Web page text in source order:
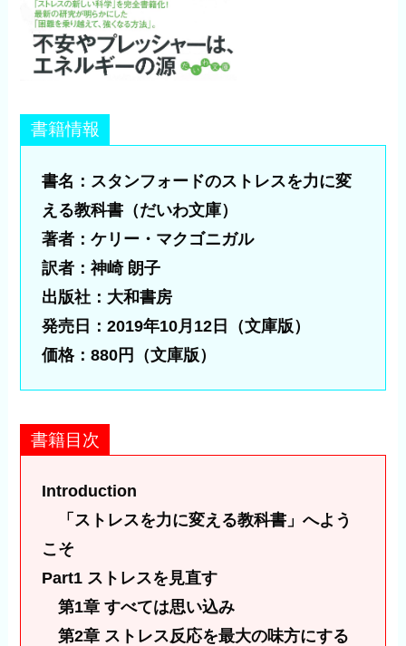
書籍情報
書名：スタンフォードのストレスを力に変
える教科書（だいわ文庫）
著者：ケリー・マクゴニガル
訳者：神崎 朗子
出版社：大和書房
発売日：2019年10月12日（文庫版）
価格：880円（文庫版）
書籍目次
Introduction
「ストレスを力に変える教科書」へよう
こそ
Part1 ストレスを見直す
第1章 すべては思い込み
第2章 ストレス反応を最大の味方にする